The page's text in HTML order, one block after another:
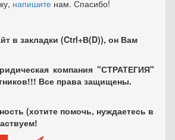
напишите нам. Спасибо!
в закладки (Ctrl+В(D)), он Вам
компания "СТРАТЕГИЯ"
Все права защищены.
(хотите помочь, нуждаетесь в